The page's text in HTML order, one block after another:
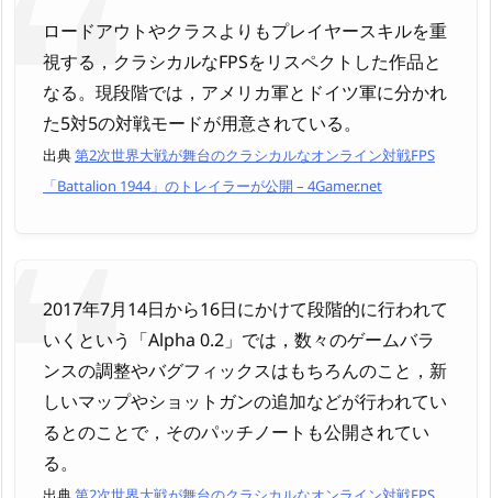
ロードアウトやクラスよりもプレイヤースキルを重
視する，クラシカルなFPSをリスペクトした作品と
なる。現段階では，アメリカ軍とドイツ軍に分かれ
た5対5の対戦モードが用意されている。
出典第2次世界大戦が舞台のクラシカルなオンライン対戦FPS
「Battalion 1944」のトレイラーが公開 – 4Gamer.net
2017年7月14日から16日にかけて段階的に行われて
いくという「Alpha 0.2」では，数々のゲームバラ
ンスの調整やバグフィックスはもちろんのこと，新
しいマップやショットガンの追加などが行われてい
るとのことで，そのパッチノートも公開されてい
る。